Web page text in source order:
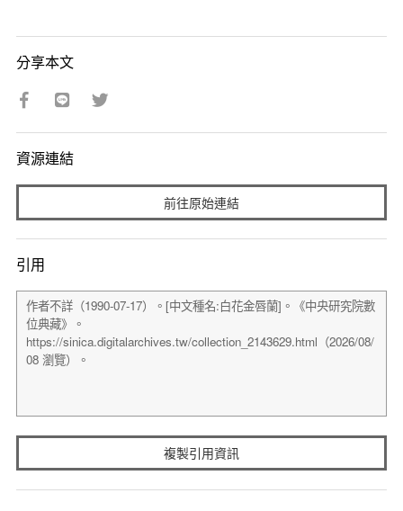
分享本文
資源連結
前往原始連結
引用
複製引用資訊